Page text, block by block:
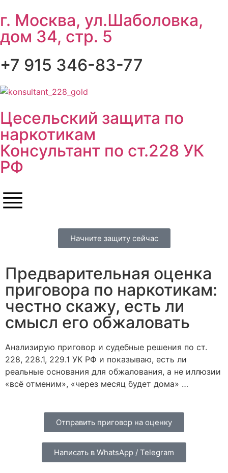
г. Москва, ул.Шаболовка,
дом 34, стр. 5
+7 915 346-83-77
Цесельский защита по
наркотикам
Консультант по ст.228 УК
РФ
Начните защиту сейчас
Предварительная оценка
приговора по наркотикам:
честно скажу, есть ли
смысл его обжаловать
Анализирую приговор и судебные решения по ст.
228, 228.1, 229.1 УК РФ и показываю, есть ли
реальные основания для обжалования, а не иллюзии
«всё отменим», «через месяц будет дома» …
Отправить приговор на оценку
Написать в WhatsApp / Telegram